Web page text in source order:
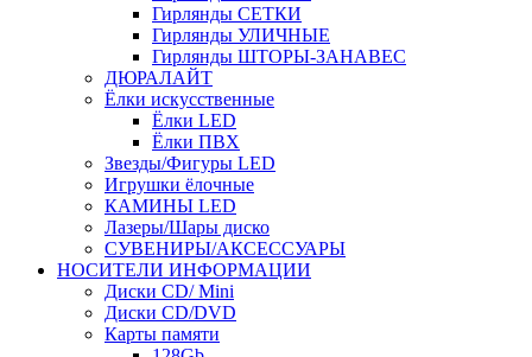
Гирлянды СЕТКИ
Гирлянды УЛИЧНЫЕ
Гирлянды ШТОРЫ-ЗАНАВЕС
ДЮРАЛАЙТ
Ёлки искусственные
Ёлки LED
Ёлки ПВХ
Звезды/Фигуры LED
Игрушки ёлочные
КАМИНЫ LED
Лазеры/Шары диско
СУВЕНИРЫ/АКСЕССУАРЫ
НОСИТЕЛИ ИНФОРМАЦИИ
Диски CD/ Mini
Диски CD/DVD
Карты памяти